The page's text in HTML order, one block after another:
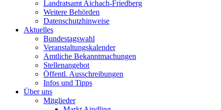
Landratsamt Aichach-Friedberg
Weitere Behörden
Datenschutzhinweise
Aktuelles
Bundestagswahl
Veranstaltungskalender
Amtliche Bekanntmachungen
Stellenangebot
Öffentl. Ausschreibungen
Infos und Tipps
Über uns
Mitglieder